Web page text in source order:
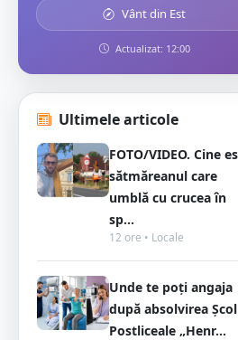
Vânt din Est
Actualizat: 12:00
Ultimele articole
FOTO/VIDEO. Cine
sătmăreanul care
umblă cu crucea în
sp...
12 ore • Locale
Unde te poți angaja
după absolvirea
Postliceale „Henr...